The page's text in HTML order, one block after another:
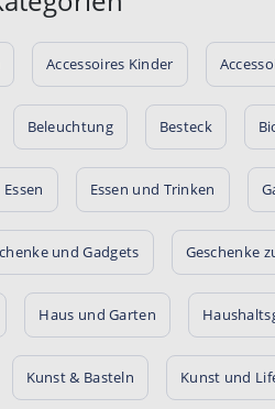
Accessoires Kinder
Beleuchtung Besteck
Essen Essen und Trinken
und Gadgets Geschenke
Haus und Garten
Kunst & Basteln Kunst und